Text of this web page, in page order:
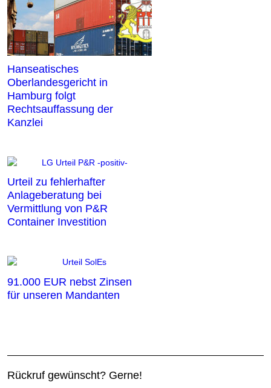
Hanseatisches
Oberlandesgericht in
Hamburg folgt
Rechtsauffassung der
Kanzlei
Urteil zu fehlerhafter
Anlageberatung bei
Vermittlung von P&R
Container Investition
91.000 EUR nebst Zinsen
für unseren Mandanten
Rückruf gewünscht? Gerne!